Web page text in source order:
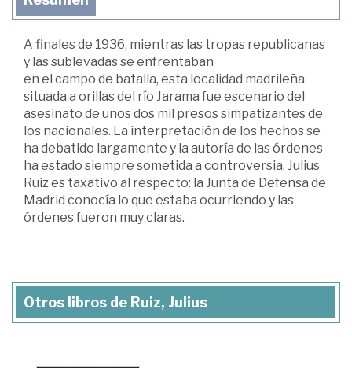
A finales de 1936, mientras las tropas republicanas
y las sublevadas se enfrentaban
en el campo de batalla, esta localidad madrileña
situada a orillas del río Jarama fue escenario del
asesinato de unos dos mil presos simpatizantes de
los nacionales. La interpretación de los hechos se
ha debatido largamente y la autoría de las órdenes
ha estado siempre sometida a controversia. Julius
Ruiz es taxativo al respecto: la Junta de Defensa de
Madrid conocía lo que estaba ocurriendo y las
órdenes fueron muy claras.
Otros libros de Ruiz, Julius